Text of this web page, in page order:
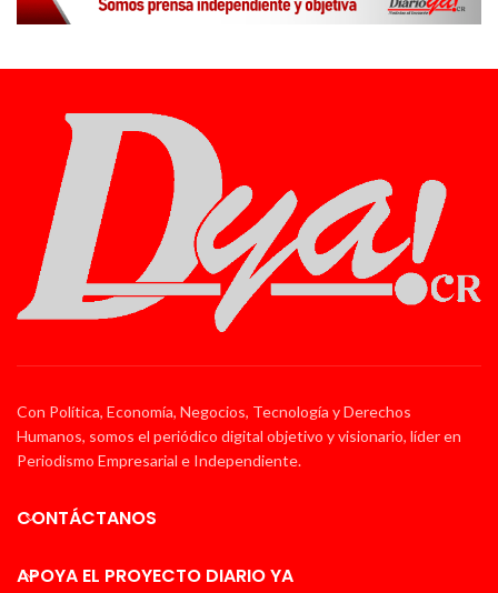
Con Política, Economía, Negocios, Tecnología y Derechos
Humanos, somos el periódico digital objetivo y visionario, líder en
Periodismo Empresarial e Independiente.
CONTÁCTANOS
APOYA EL PROYECTO DIARIO YA